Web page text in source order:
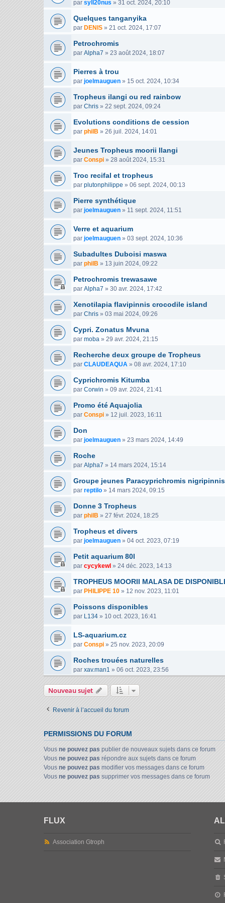
par syll20nus » 31 oct. 2024, 20:10
Quelques tanganyika
par DENIS » 21 oct. 2024, 17:07
Petrochromis
par Alpha7 » 23 août 2024, 18:07
Pierres à trou
par joelmauguen » 15 oct. 2024, 10:34
Tropheus ilangi ou red rainbow
par Chris » 22 sept. 2024, 09:24
Evolutions conditions de cession
par philB » 26 juil. 2024, 14:01
Jeunes Tropheus moorii Ilangi
par Conspi » 28 août 2024, 15:31
Troc recifal et tropheus
par plutonphilippe » 06 sept. 2024, 00:13
Pierre synthétique
par joelmauguen » 11 sept. 2024, 11:51
Verre et aquarium
par joelmauguen » 03 sept. 2024, 10:36
Subadultes Duboisi maswa
par philB » 13 juin 2024, 09:22
Petrochromis trewasawe
par Alpha7 » 30 avr. 2024, 17:42
Xenotilapia flavipinnis crocodile island
par Chris » 03 mai 2024, 09:26
Cypri. Zonatus Mvuna
par moba » 29 avr. 2024, 21:15
Recherche deux groupe de Tropheus
par CLAUDEAQUA » 08 avr. 2024, 17:10
Cyprichromis Kitumba
par Corwin » 09 avr. 2024, 21:41
Promo été Aquajolia
par Conspi » 12 juil. 2023, 16:11
Don
par joelmauguen » 23 mars 2024, 14:49
Roche
par Alpha7 » 14 mars 2024, 15:14
Groupe jeunes Paracyprichromis nigripinnis
par reptilo » 14 mars 2024, 09:15
Donne 3 Tropheus
par philB » 27 févr. 2024, 18:25
Tropheus et divers
par joelmauguen » 04 oct. 2023, 07:19
Petit aquarium 80l
par cycykewl » 24 déc. 2023, 14:13
TROPHEUS MOORII MALASA DE
par PHILIPPE 10 » 12 nov. 2023, 11:01
Poissons disponibles
par L134 » 10 oct. 2023, 16:41
LS-aquarium.cz
par Conspi » 25 nov. 2023, 20:09
Roches trouées naturelles
par xav.man1 » 06 oct. 2023, 23:56
Nouveau sujet
Revenir à l’accueil du forum
PERMISSIONS DU FORUM
Vous ne pouvez pas publier de nouveaux sujets dans ce forum
Vous ne pouvez pas répondre aux sujets dans ce forum
Vous ne pouvez pas modifier vos messages dans ce forum
Vous ne pouvez pas supprimer vos messages dans ce forum
FLUX
Association Gtroph